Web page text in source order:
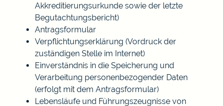
Akkreditierungsurkunde sowie der letzte
Begutachtungsbericht)
Antragsformular
Verpflichtungserklärung (Vordruck der
zuständigen Stelle im Internet)
Einverständnis in die Speicherung und
Verarbeitung personenbezogender Daten
(erfolgt mit dem Antragsformular)
Lebensläufe und Führungszeugnisse von